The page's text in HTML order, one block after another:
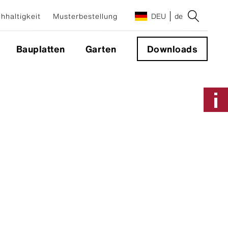
Musterbestellung DEU de
Bauplatten Garten Downloads